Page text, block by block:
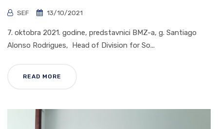
SEF 13/10/2021
7. oktobra 2021. godine, predstavnici BMZ-a, g. Santiago
Alonso Rodrigues, Head of Division for So...
READ MORE